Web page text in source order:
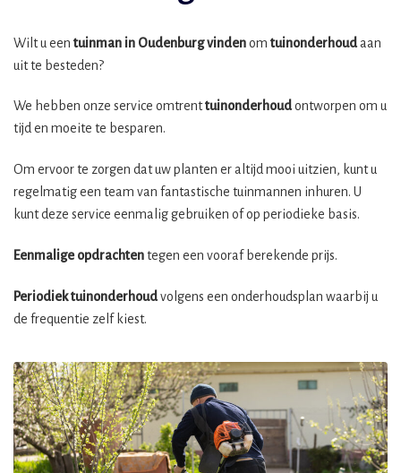
Wilt u een tuinman in Oudenburg vindenom tuinonderhoudaan
uit te besteden?
We hebben onze service omtrenttuinonderhoudontworpen om u
tijd en moeite te besparen.
Om ervoor te zorgen dat uw planten er altijd mooi uitzien, kunt u
regelmatig een team van fantastische tuinmannen inhuren. U
kunt deze service eenmalig gebruiken of op periodieke basis.
Eenmalige opdrachtentegen een vooraf berekende prijs.
Periodiek tuinonderhoudvolgens een onderhoudsplan waarbij u
de frequentie zelf kiest.